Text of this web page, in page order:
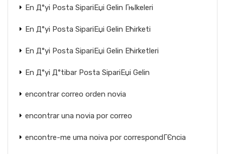
En Д°yi Posta SipariЕџi Gelin Гњlkeleri
En Д°yi Posta SipariЕџi Gelin Ећirketi
En Д°yi Posta SipariЕџi Gelin Ећirketleri
En Д°yi Д°tibar Posta SipariЕџi Gelin
encontrar correo orden novia
encontrar una novia por correo
encontre-me uma noiva por correspondГЄncia